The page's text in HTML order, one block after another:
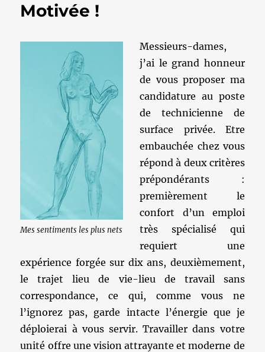
Motivée !
Mes sentiments les plus nets
Messieurs-dames,
j’ai le grand honneur
de vous proposer ma
candidature au poste
de technicienne de
surface privée. Etre
embauchée chez vous
répond à deux critères
prépondérants :
premièrement le
confort d’un emploi
très spécialisé qui
requiert une
expérience forgée sur dix ans, deuxièmement,
le trajet lieu de vie-lieu de travail sans
correspondance, ce qui, comme vous ne
l’ignorez pas, garde intacte l’énergie que je
déploierai à vous servir. Travailler dans votre
unité offre une vision attrayante et moderne de